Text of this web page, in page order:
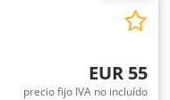
EUR 55
precio fijo IVA no incluído